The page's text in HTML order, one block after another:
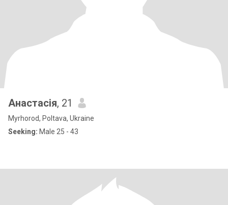
Анастасія, 21
Myrhorod, Poltava, Ukraine
Seeking: Male 25 - 43